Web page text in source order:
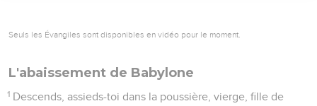
Seuls les Évangiles sont disponibles en vidéo pour le moment.
L'abaissement de Babylone
1 Descends, assieds-toi dans la poussière, vierge, fille de